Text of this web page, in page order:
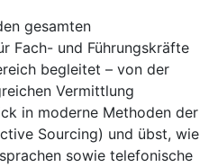
gesamten
Fach- und Führungskräfte
begleitet – von der
Vermittlung
in moderne Methoden der
Sourcing) und übst, wie
sowie telefonische